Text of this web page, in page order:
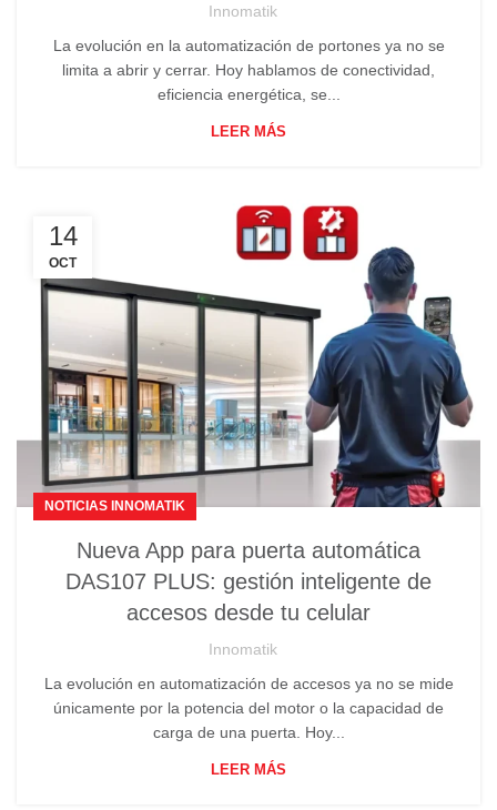
Innomatik
La evolución en la automatización de portones ya no se
limita a abrir y cerrar. Hoy hablamos de conectividad,
eficiencia energética, se...
LEER MÁS
14
OCT
NOTICIAS INNOMATIK
Nueva App para puerta automática
DAS107 PLUS: gestión inteligente de
accesos desde tu celular
Innomatik
La evolución en automatización de accesos ya no se mide
únicamente por la potencia del motor o la capacidad de
carga de una puerta. Hoy...
LEER MÁS